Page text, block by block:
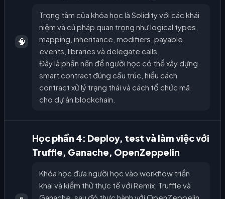
🧠
Trọng tâm của khóa học là Solidity với các khái
niệm và cú pháp quan trọng như logical types,
mapping, inheritance, modifiers, payable,
events, libraries và delegate calls.
Đây là phần nền để người học có thể xây dựng
smart contract đúng cấu trúc, hiểu cách
contract xử lý trạng thái và cách tổ chức mã
cho dự án blockchain.
Học phần 4: Deploy, test và làm việc với
Truffle, Ganache, OpenZeppelin
Khóa học đưa người học vào workflow triển
khai và kiểm thử thực tế với Remix, Truffle và
Ganache, sau đó thực hành với OpenZeppelin